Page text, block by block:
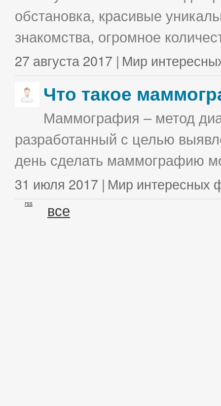
обстановка, красивые
знакомства, огромное
27 августа 2017 | Мир
Что такое
Маммография – метод
разработанный с целью
день сделать маммографию
31 июля 2017 | Мир интересных
rss все